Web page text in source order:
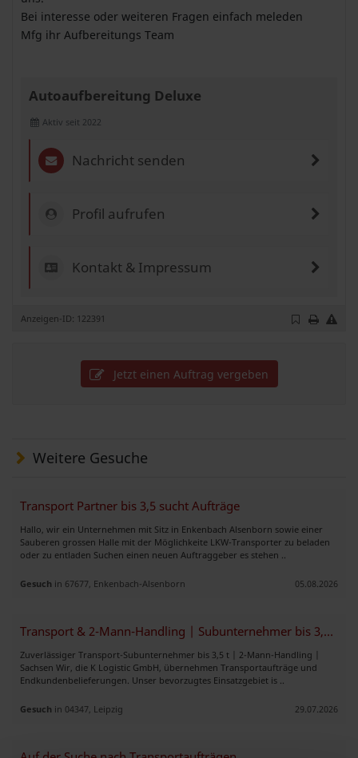
Bei interesse oder weiteren Fragen einfach meleden
Mfg ihr Aufbereitungs Team
Autoaufbereitung Deluxe
Aktiv seit 2022
Nachricht senden
Profil aufrufen
Kontakt & Impressum
Anzeigen-ID: 122391
Jetzt einen Auftrag vergeben
Weitere Gesuche
Transport Partner bis 3,5 sucht Aufträge
Hallo, wir ein Unternehmen mit Sitz in Enkenbach Alsenborn sowie einer
Sauberen grossen Halle mit der Möglichkeite LKW-Transporter zu beladen
oder zu entladen Suchen einen neuen Auftraggeber es stehen ..
Gesuch in 67677, Enkenbach-Alsenborn 05.08.2026
Transport & 2-Mann-Handling | Subunternehmer bis 3,5 t gesucht
Zuverlässiger Transport-Subunternehmer bis 3,5 t | 2-Mann-Handling |
Sachsen Wir, die K Logistic GmbH, übernehmen Transportaufträge und
Endkundenbelieferungen. Unser bevorzugtes Einsatzgebiet is ..
Gesuch in 04347, Leipzig 29.07.2026